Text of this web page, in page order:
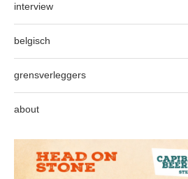
interview
belgisch
grensverleggers
about